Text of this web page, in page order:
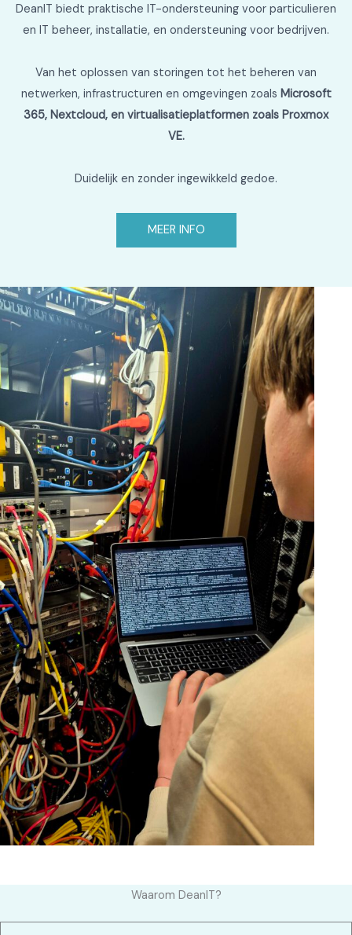
DeanIT biedt praktische IT-ondersteuning voor particulieren
en IT beheer, installatie, en ondersteuning voor bedrijven.
Van het oplossen van storingen tot het beheren van
netwerken, infrastructuren en omgevingen zoals Microsoft
365, Nextcloud, en virtualisatieplatformen zoals Proxmox
VE.
Duidelijk en zonder ingewikkeld gedoe.
MEER INFO
Waarom DeanIT?